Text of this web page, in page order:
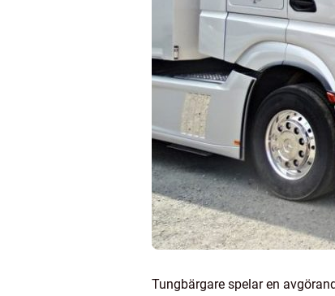
Tungbärgare spelar en